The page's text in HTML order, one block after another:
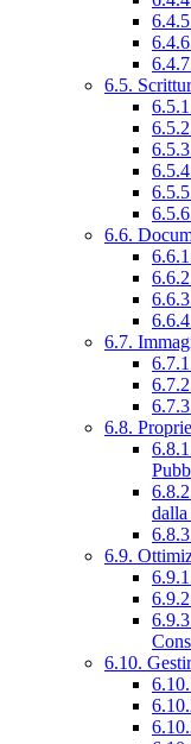
6.5.
6.6.
6.7.
6.8.
6.9.
6.10.